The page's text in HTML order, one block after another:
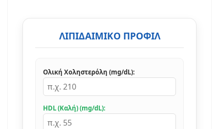
ΛΙΠΙΔΑΙΜΙΚΌ ΠΡΟΦΊΛ
Ολική Χοληστερόλη (mg/dL):
HDL (Καλή) (mg/dL):